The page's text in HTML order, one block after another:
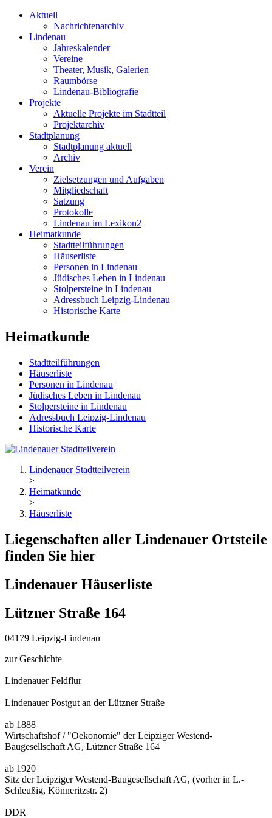
Aktuell
Nachrichtenarchiv
Lindenau
Jahreskalender
Vereine
Theater, Musik, Galerien
Raumbörse
Lindenau-Bibliografie
Projekte
Aktuelle Projekte im Stadtteil
Projektarchiv
Stadtplanung
Stadtplanung aktuell
Archiv
Verein
Zielsetzungen und Aufgaben
Mitgliedschaft
Satzung
Protokolle
Lindenau im Lexikon2
Heimatkunde
Stadtteilführungen
Häuserliste
Personen in Lindenau
Jüdisches Leben in Lindenau
Stolpersteine in Lindenau
Adressbuch Leipzig-Lindenau
Historische Karte
Heimatkunde
Stadtteilführungen
Häuserliste
Personen in Lindenau
Jüdisches Leben in Lindenau
Stolpersteine in Lindenau
Adressbuch Leipzig-Lindenau
Historische Karte
Lindenauer Stadtteilverein
>
Heimatkunde
>
Häuserliste
Liegenschaften aller Lindenauer Ortsteile
finden Sie hier
Lindenauer Häuserliste
Lützner Straße 164
04179 Leipzig-Lindenau
zur Geschichte
Lindenauer Feldflur
Lindenauer Postgut an der Lützner Straße
ab 1888
Wirtschaftshof / "Oekonomie" der Leipziger Westend-
Baugesellschaft AG, Lützner Straße 164
ab 1920
Sitz der Leipziger Westend-Baugesellschaft AG, (vorher in L.-
Schleußig, Könneritzstr. 2)
DDR